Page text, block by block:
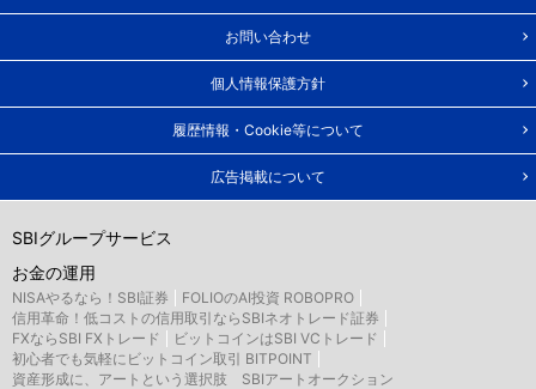
お問い合わせ
個人情報保護方針
履歴情報・Cookie等について
広告掲載について
SBIグループサービス
お金の運用
NISAやるなら！SBI証券
FOLIOのAI投資 ROBOPRO
信用革命！低コストの信用取引ならSBIネオトレード証券
FXならSBI FXトレード
ビットコインはSBI VCトレード
初心者でも気軽にビットコイン取引 BITPOINT
資産形成に、アートという選択肢 SBIアートオークション